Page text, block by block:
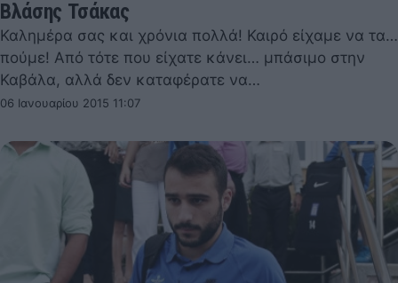
Βλάσης Τσάκας
Καλημέρα σας και χρόνια πολλά! Καιρό είχαμε να τα…
πούμε! Από τότε που είχατε κάνει… μπάσιμο στην
Καβάλα, αλλά δεν καταφέρατε να…
06 Ιανουαρίου 2015 11:07